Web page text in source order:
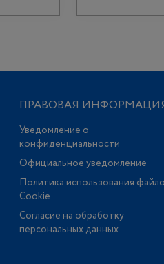
ПРАВОВАЯ
Уведомление о
конфиденциальности
Официальное уведомление
Политика использования
Сookie
Согласие на обработку
персональных данных